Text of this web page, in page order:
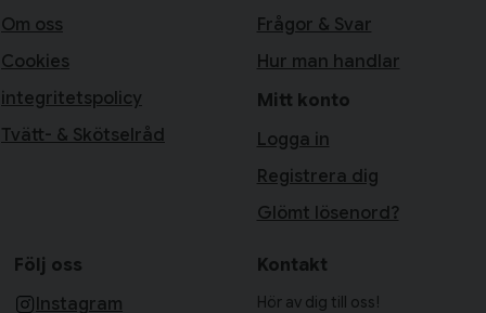
Om oss
Cookies
integritetspolicy
Tvätt- & Skötselråd
Frågor & Svar
Hur man handlar
Mitt konto
Logga in
Registrera dig
Glömt lösenord?
Följ oss
Instagram
Kontakt
Hör av dig till oss!